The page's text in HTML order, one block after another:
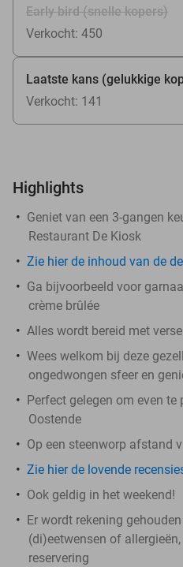
Early bird (snelle kopers)
Verkocht: 450
Laatste kans (gelukkige
Verkocht: 141
Highlights
Geniet van een 3-gangen
Restaurant De Kiosk
Zie hierde inhoud van de
Ga bijvoorbeeld voor
crème brûlée
Alles wordt bereid met
Wees welkom bij deze
ongedwongen sfeer en
Perfect gelegen om even
Oostende
Op een steenworp afstand
Zie hier de lovende
Ook geldig in het weekend!
Er wordt rekening
(di)eetwensen of
reservering